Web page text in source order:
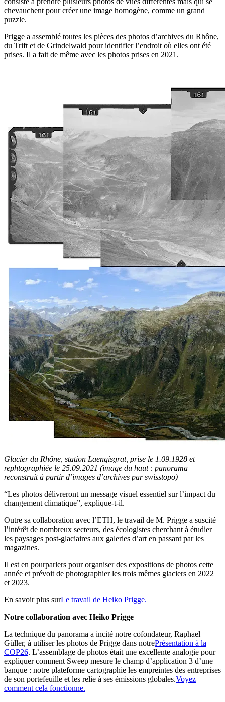
chevauchent pour créer une image homogène, comme un grand
puzzle.
Prigge a assemblé toutes les pièces des photos d’archives du Rhône,
du Trift et de Grindelwald pour identifier l’endroit où elles ont été
prises. Il a fait de même avec les photos prises en 2021.
Glacier du Rhône, station Laengisgrat, prise le 1.09.1928 et
rephtographiée le 25.09.2021 (image du haut : panorama
reconstruit à partir d’images d’archives par swisstopo)
“Les photos délivreront un message visuel essentiel sur l’impact du
changement climatique”, explique-t-il.
Outre sa collaboration avec l’ETH, le travail de M. Prigge a suscité
l’intérêt de nombreux secteurs, des écologistes cherchant à étudier
les paysages post-glaciaires aux galeries d’art en passant par les
magazines.
Il est en pourparlers pour organiser des expositions de photos cette
année et prévoit de photographier les trois mêmes glaciers en 2022
et 2023.
En savoir plus surLe travail de Heiko Prigge.
Notre collaboration avec Heiko Prigge
La technique du panorama a incité notre cofondateur, Raphael
Güller, à utiliser les photos de Prigge dans notrePrésentation à la
COP26. L’assemblage de photos était une excellente analogie pour
expliquer comment Sweep mesure le champ d’application 3 d’une
banque : notre plateforme cartographie les empreintes des entreprises
de son portefeuille et les relie à ses émissions globales.Voyez
comment cela fonctionne.